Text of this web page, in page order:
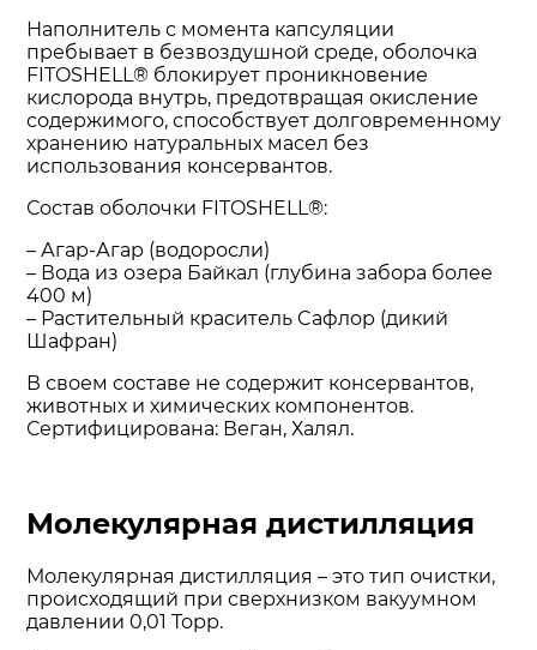
Наполнитель с момента капсуляции
пребывает в безвоздушной среде, оболочка
FITOSHELL® блокирует проникновение
кислорода внутрь, предотвращая окисление
содержимого, способствует долговременному
хранению натуральных масел без
использования консервантов.
Состав оболочки FITOSHELL®:
– Агар-Агар (водоросли)
– Вода из озера Байкал (глубина забора более
400 м)
– Растительный краситель Cафлор (дикий
Шафран)
В своем составе не содержит консервантов,
животных и химических компонентов.
Сертифицирована: Веган, Халял.
Молекулярная дистилляция
Молекулярная дистилляция – это тип очистки,
происходящий при сверхнизком вакуумном
давлении 0,01 Торр.